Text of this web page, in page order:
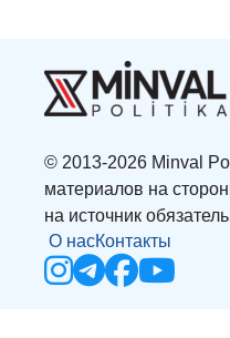
© 2013-2026 Minval
материалов на
на источник
О насКонтакты